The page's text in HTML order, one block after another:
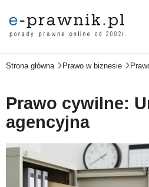
MÓJ E-PRAWNIK -
PORADY PRAWNE
PRAWO NA CO DZIEŃ
Strona główna Prawo w biznesie
Prawo cywilne:
agencyjna